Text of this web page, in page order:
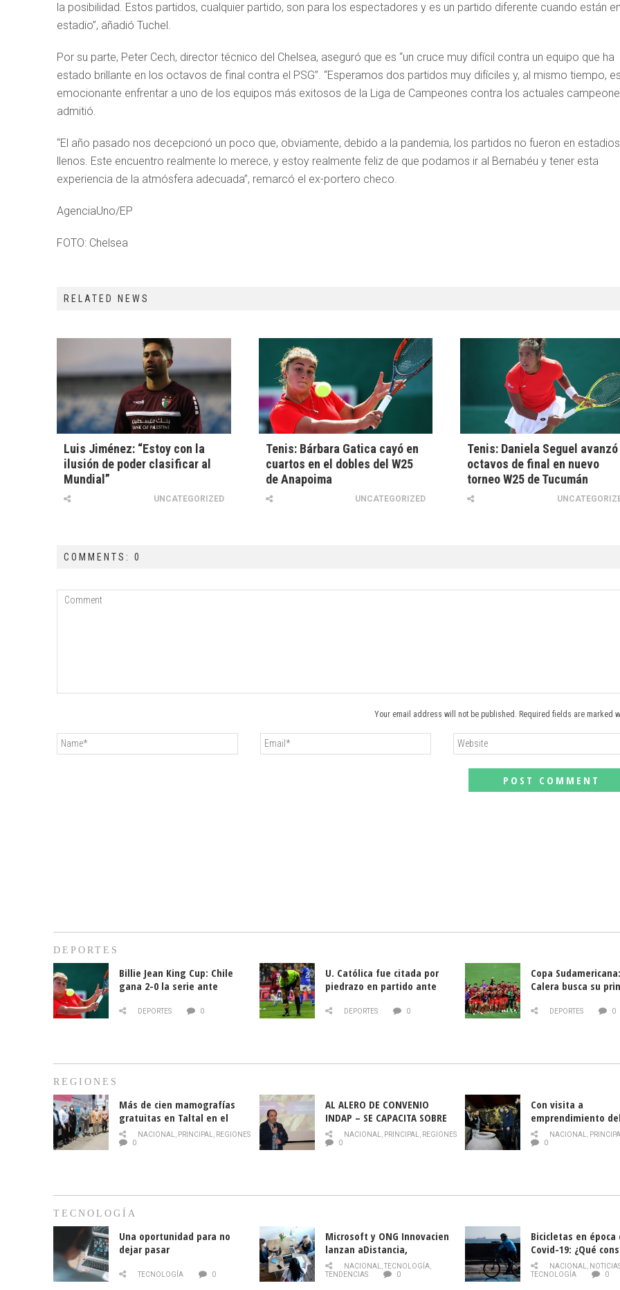
la posibilidad. Estos partidos, cualquier partido, son para los espectadores y es un partido diferente cuando están
estadio”, añadió Tuchel.
Por su parte, Peter Cech, director técnico del Chelsea, aseguró que es “un cruce muy difícil contra un equipo que ha
estado brillante en los octavos de final contra el PSG”. “Esperamos dos partidos muy difíciles y, al mismo tiempo,
emocionante enfrentar a uno de los equipos más exitosos de la Liga de Campeones contra los actuales
admitió.
“El año pasado nos decepcionó un poco que, obviamente, debido a la pandemia, los partidos no fueron en estadios
llenos. Este encuentro realmente lo merece, y estoy realmente feliz de que podamos ir al Bernabéu y tener esta
experiencia de la atmósfera adecuada”, remarcó el ex-portero checo.
AgenciaUno/EP
FOTO: Chelsea
RELATED NEWS
Luis Jiménez: “Estoy con la
ilusión de poder clasificar al
Mundial”
UNCATEGORIZED
Tenis: Bárbara Gatica cayó en
cuartos en el dobles del W25
de Anapoima
UNCATEGORIZED
Tenis: Daniela Seguel
octavos de final en nuevo
torneo W25 de Tucumán
COMMENTS: 0
Your email address will not be published. Required fields are marked
DEPORTES
Billie Jean King Cup: Chile
gana 2-0 la serie ante
DEPORTES 0
U. Católica fue citada por
piedrazo en partido ante
DEPORTES 0
Copa
Calera busca su
DEPORTES 0
REGIONES
Más de cien mamografías
gratuitas en Taltal en el
mes de la prevención del
cáncer de mama
NACIONAL, PRINCIPAL, REGIONES
0
AL ALERO DE CONVENIO
INDAP – SE CAPACITA SOBRE
PLAGA DROSOPHILA SUZUKII
NACIONAL, PRINCIPAL, REGIONES
0
Con visita a
emprendimiento
y llamado al
historia campesina
NACIONAL,
0
TECNOLOGÍA
Una oportunidad para no
dejar pasar
TECNOLOGÍA 0
Microsoft y ONG Innovacien
lanzan aDistancia,
plataforma con cursos
gratuitos online sobre
NACIONAL,TECNOLOGÍA,
TENDENCIAS
0
Bicicletas en época
Covid-19: ¿Qué
momento de
NACIONAL,
TECNOLOGÍA
0